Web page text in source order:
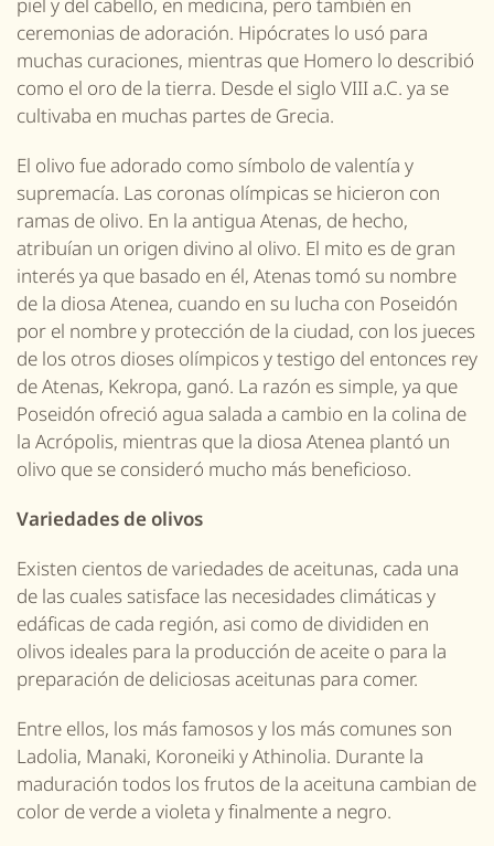
ceremonias de adoración. Hipócrates lo usó para
muchas curaciones, mientras que Homero lo describió
como el oro de la tierra. Desde el siglo VIII a.C. ya se
cultivaba en muchas partes de Grecia.
El olivo fue adorado como símbolo de valentía y
supremacía. Las coronas olímpicas se hicieron con
ramas de olivo. En la antigua Atenas, de hecho,
atribuían un origen divino al olivo. El mito es de gran
interés ya que basado en él, Atenas tomó su nombre
de la diosa Atenea, cuando en su lucha con Poseidón
por el nombre y protección de la ciudad, con los jueces
de los otros dioses olímpicos y testigo del entonces rey
de Atenas, Kekropa, ganó. La razón es simple, ya que
Poseidón ofreció agua salada a cambio en la colina de
la Acrópolis, mientras que la diosa Atenea plantó un
olivo que se consideró mucho más beneficioso.
Variedades de olivos
Existen cientos de variedades de aceitunas, cada una
de las cuales satisface las necesidades climáticas y
edáficas de cada región, asi como de divididen en
olivos ideales para la producción de aceite o para la
preparación de deliciosas aceitunas para comer.
Entre ellos, los más famosos y los más comunes son
Ladolia, Manaki, Koroneiki y Athinolia. Durante la
maduración todos los frutos de la aceituna cambian de
color de verde a violeta y finalmente a negro.